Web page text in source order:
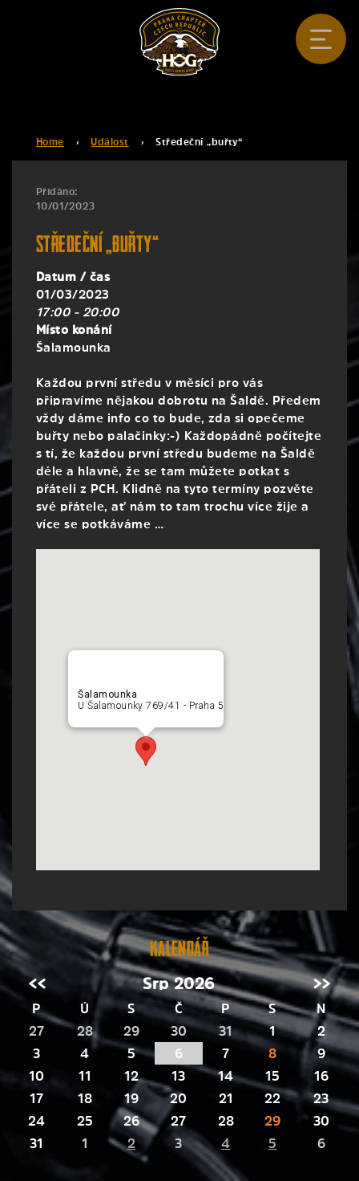
Home › Událost › Středeční „buřty“
Přidáno:
10/01/2023
Středeční „buřty“
Datum / čas
01/03/2023
17:00 - 20:00
Místo konání
Šalamounka
Každou první středu v měsíci pro vás
připravíme nějakou dobrotu na Šaldě. Předem
vždy dáme info co to bude, zda si opečeme
buřty nebo palačinky:-) Každopádně počítejte
s tí, že každou první středu budeme na Šaldě
déle a hlavně, že se tam můžete potkat s
přáteli z PCH. Klidně na tyto termíny pozvěte
své přátele, ať nám to tam trochu více žije a
více se potkáváme …
Šalamounka
U Šalamounky 769/41 - Praha 5
Kalendář
<< Srp 2026 >>
P Ú S Č P S
N
27
28 29 30 31 1
2
3
4 5 6 7 8
9
10
11 12 13 14 15
16
17
18 19 20 21 22
23
24
25 26 27 28 29
30
31
1 2 3 4 5 6